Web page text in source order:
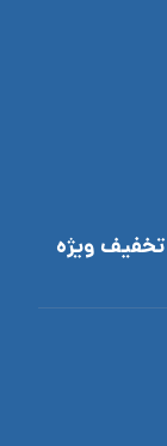
تخفیف ویژه